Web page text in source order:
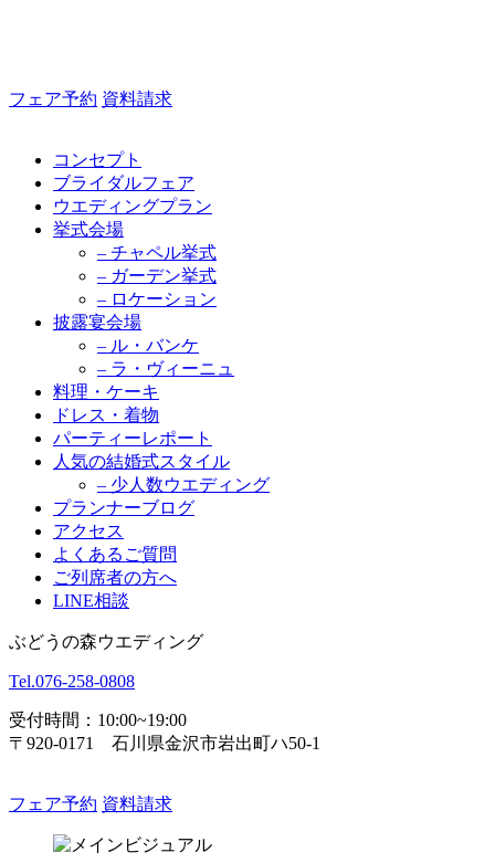
フェア予約 資料請求
コンセプト
ブライダルフェア
ウエディングプラン
挙式会場
– チャペル挙式
– ガーデン挙式
– ロケーション
披露宴会場
– ル・バンケ
– ラ・ヴィーニュ
料理・ケーキ
ドレス・着物
パーティーレポート
人気の結婚式スタイル
– 少人数ウエディング
プランナーブログ
アクセス
よくあるご質問
ご列席者の方へ
LINE相談
ぶどうの森ウエディング
Tel.076-258-0808
受付時間：10:00~19:00
〒920-0171 石川県金沢市岩出町ハ50-1
フェア予約 資料請求